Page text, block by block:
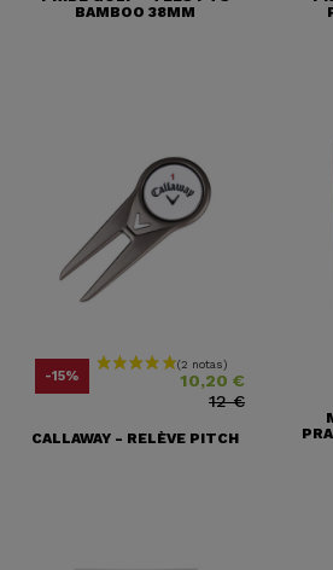
BAMBOO 38MM
-15% Precio 10,20 €
Precio base
12 €
CALLAWAY - RELÈVE PITCH